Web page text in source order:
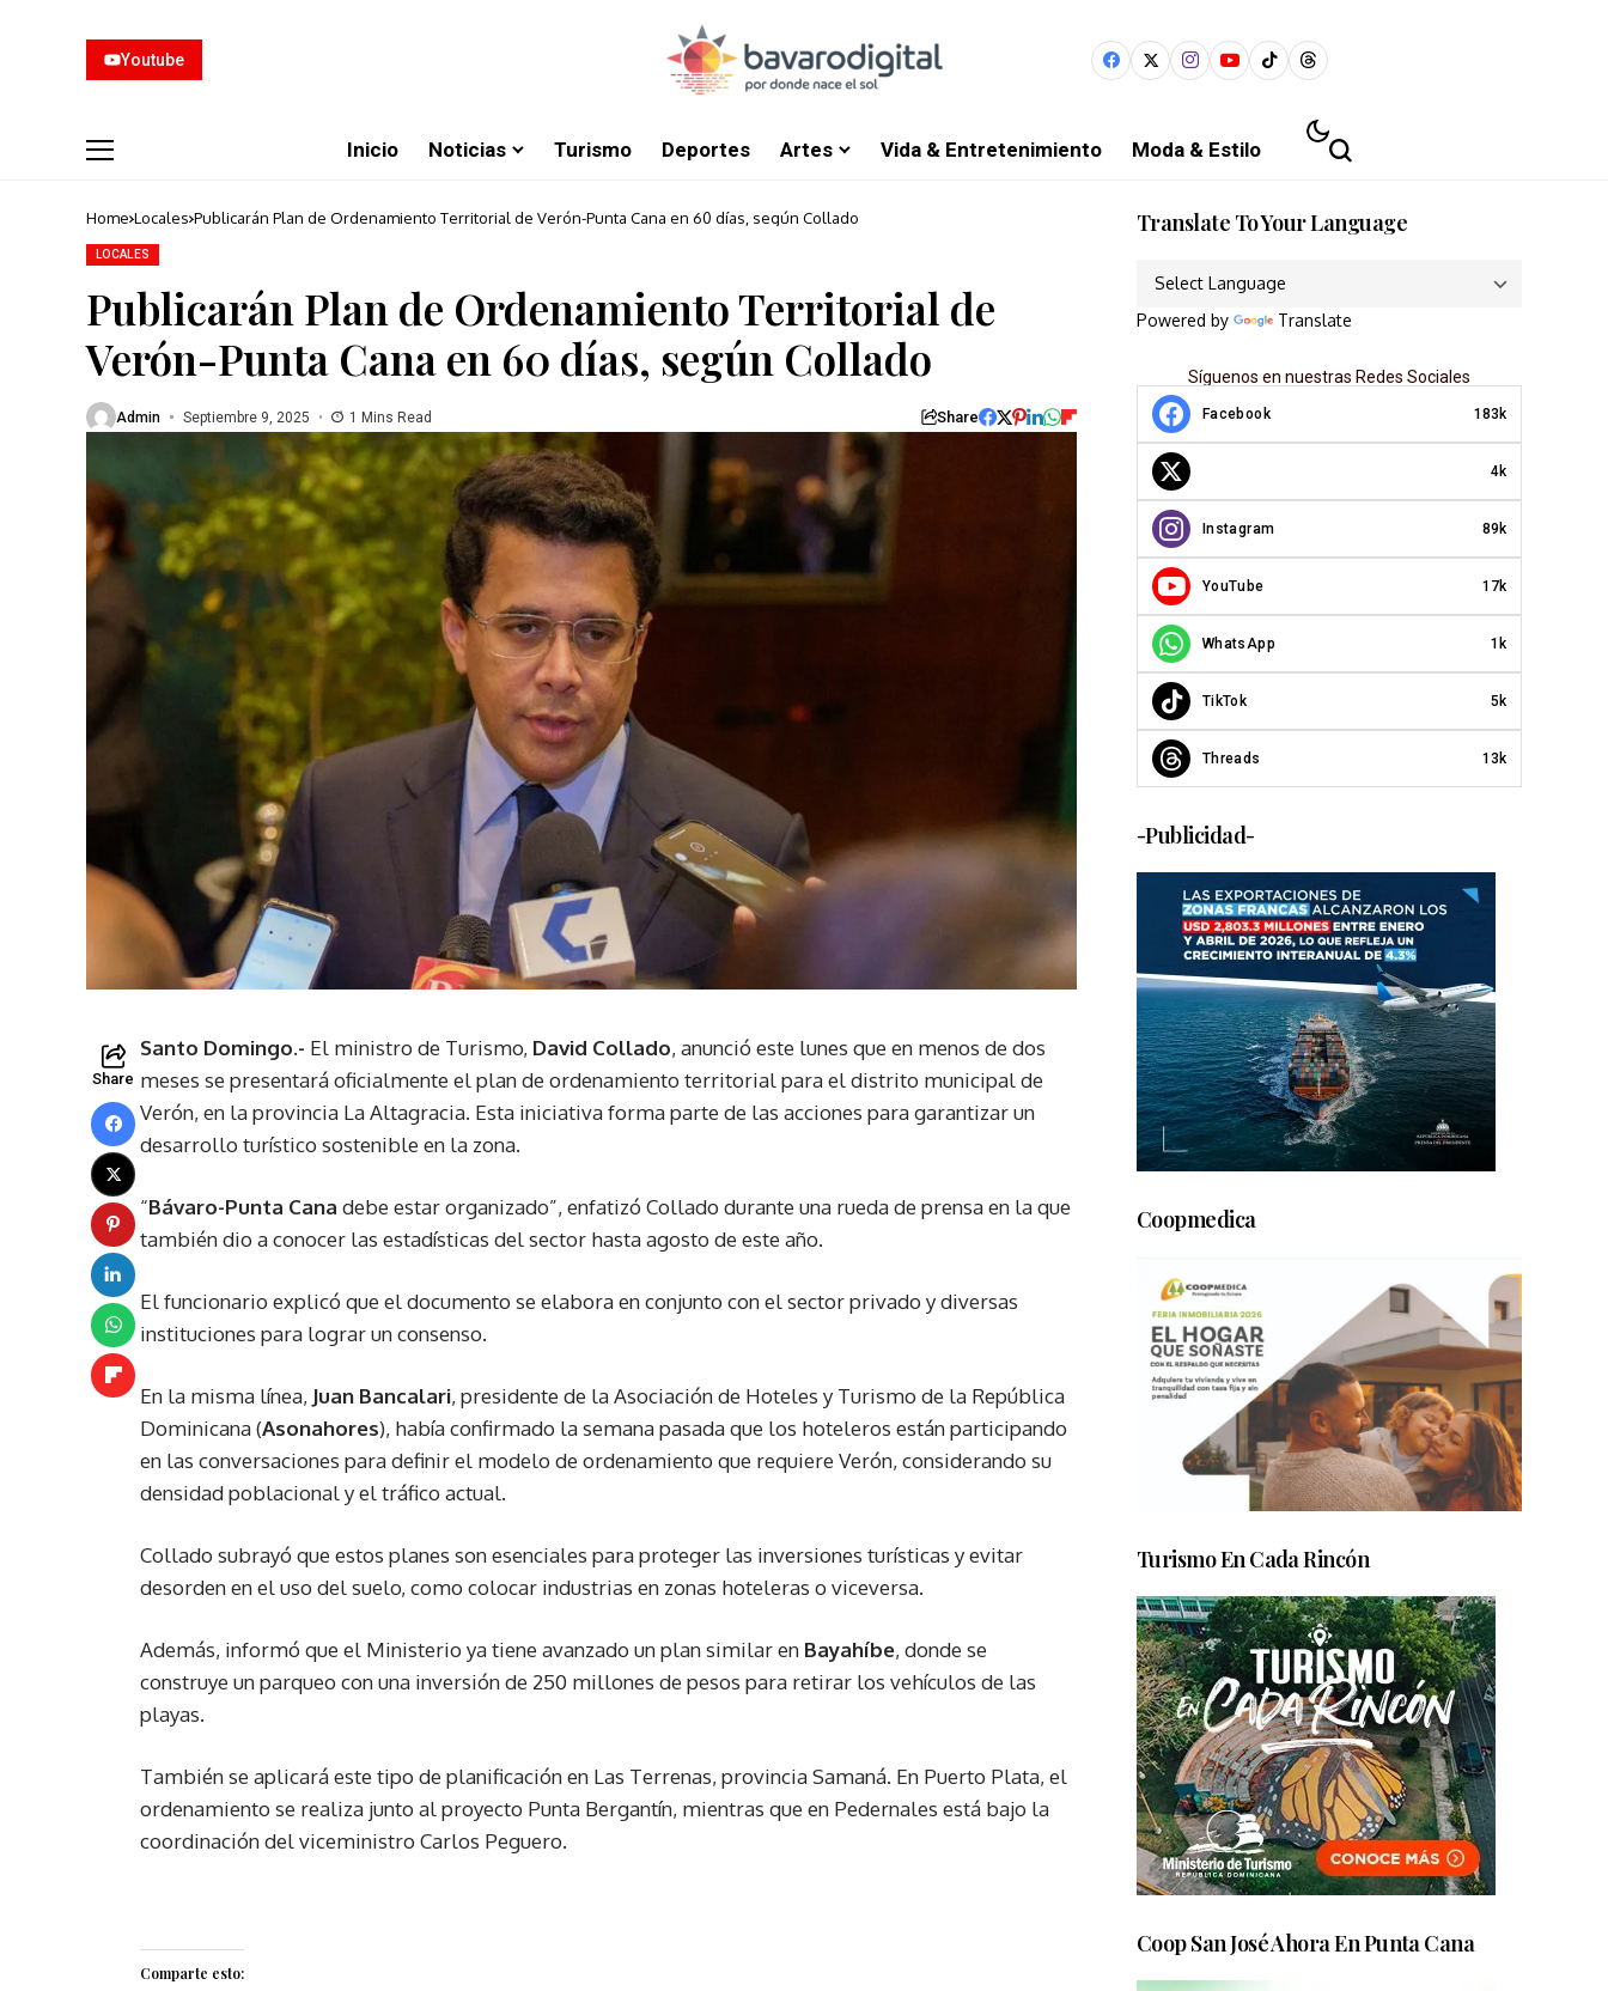
Youtube
Inicio Noticias Turismo Deportes Artes Vida & Entretenimiento Moda & Estilo
Home Locales Publicarán Plan de Ordenamiento Territorial de Verón-Punta Cana en 60 días, según Collado
LOCALES
Publicarán Plan de Ordenamiento Territorial de
Verón-Punta Cana en 60 días, según Collado
Admin Septiembre 9, 2025 1 Mins Read Share
Share
Santo Domingo.- El ministro de Turismo, David Collado, anunció este lunes que en menos de dos
meses se presentará oficialmente el plan de ordenamiento territorial para el distrito municipal de
Verón, en la provincia La Altagracia. Esta iniciativa forma parte de las acciones para garantizar un
desarrollo turístico sostenible en la zona.
“Bávaro-Punta Cana debe estar organizado”, enfatizó Collado durante una rueda de prensa en la que
también dio a conocer las estadísticas del sector hasta agosto de este año.
El funcionario explicó que el documento se elabora en conjunto con el sector privado y diversas
instituciones para lograr un consenso.
En la misma línea, Juan Bancalari, presidente de la Asociación de Hoteles y Turismo de la República
Dominicana (Asonahores), había confirmado la semana pasada que los hoteleros están participando
en las conversaciones para definir el modelo de ordenamiento que requiere Verón, considerando su
densidad poblacional y el tráfico actual.
Collado subrayó que estos planes son esenciales para proteger las inversiones turísticas y evitar
desorden en el uso del suelo, como colocar industrias en zonas hoteleras o viceversa.
Además, informó que el Ministerio ya tiene avanzado un plan similar en Bayahíbe, donde se
construye un parqueo con una inversión de 250 millones de pesos para retirar los vehículos de las
playas.
También se aplicará este tipo de planificación en Las Terrenas, provincia Samaná. En Puerto Plata, el
ordenamiento se realiza junto al proyecto Punta Bergantín, mientras que en Pedernales está bajo la
coordinación del viceministro Carlos Peguero.
Comparte esto:
Translate To Your Language
Powered by Translate
Síguenos en nuestras Redes Sociales
Facebook 183k
4k
Instagram 89k
YouTube 17k
WhatsApp 1k
TikTok 5k
Threads 13k
-Publicidad-
Coopmedica
Turismo En Cada Rincón
Coop San José Ahora En Punta Cana